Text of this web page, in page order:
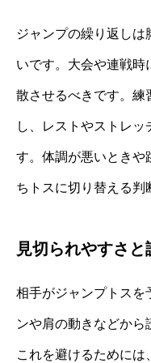
ジャンプの繰り返し
いです。大会や連戦時
散させるべきです。練
し、レストやストレ
す。体調が悪いときや
ちトスに切り替える判
見切られやすさ
相手がジャンプトスを
ンや肩の動きなどから
これを避けるために